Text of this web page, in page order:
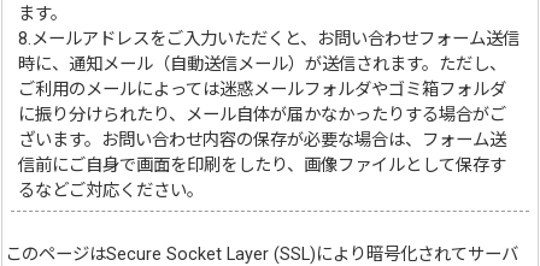
ます。
8.メールアドレスをご入力いただくと、お問い合わせフォーム送信
時に、通知メール（自動送信メール）が送信されます。ただし、
ご利用のメールによっては迷惑メールフォルダやゴミ箱フォルダ
に振り分けられたり、メール自体が届かなかったりする場合がご
ざいます。お問い合わせ内容の保存が必要な場合は、フォーム送
信前にご自身で画面を印刷をしたり、画像ファイルとして保存す
るなどご対応ください。
このページはSecure Socket Layer (SSL)により暗号化されてサーバ